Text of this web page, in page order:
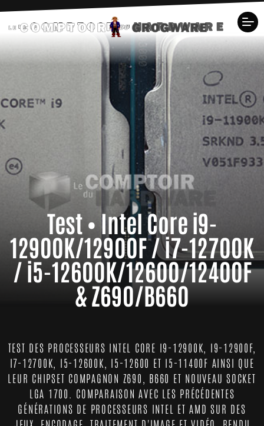
Test • Intel Core i9-
12900K/12900F / i7-12700K
/ i5-12600K/12600/12400F
& Z690/B660
TEST DES PROCESSEURS INTEL CORE I9-12900K, I9-12900F,
I7-12700K, I5-12600K, I5-12600 ET I5-11400F AINSI QUE
LEUR CHIPSET COMPAGNON Z690, B660 ET NOUVEAU SOCKET
LGA 1700. COMPARAISON AVEC LES PRÉCÉDENTES
GÉNÉRATIONS DE PROCESSEURS INTEL ET AMD SUR DES